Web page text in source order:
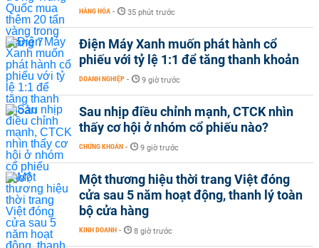
HÀNG HÓA - 35 phút trước
Điện Máy Xanh muốn phát hành cổ
phiếu với tỷ lệ 1:1 để tăng thanh khoản
DOANH NGHIỆP - 9 giờ trước
Sau nhịp điều chỉnh mạnh, CTCK nhìn
thấy cơ hội ở nhóm cổ phiếu nào?
CHỨNG KHOÁN - 9 giờ trước
Một thương hiệu thời trang Việt đóng
cửa sau 5 năm hoạt động, thanh lý toàn
bộ cửa hàng
KINH DOANH - 8 giờ trước